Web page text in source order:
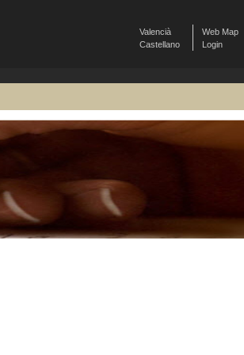
Web Map
Login
Valencià
Castellano